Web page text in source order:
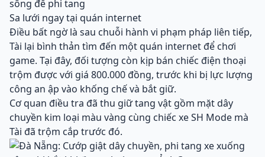
sông để phi tang
Sa lưới ngay tại quán internet
Điều bất ngờ là sau chuỗi hành vi phạm pháp liên tiếp,
Tài lại bình thản tìm đến một quán internet để chơi
game. Tại đây, đối tượng còn kịp bán chiếc điện thoại
trộm được với giá 800.000 đồng, trước khi bị lực lượng
công an ập vào khống chế và bắt giữ.
Cơ quan điều tra đã thu giữ tang vật gồm mặt dây
chuyền kim loại màu vàng cùng chiếc xe SH Mode mà
Tài đã trộm cắp trước đó.